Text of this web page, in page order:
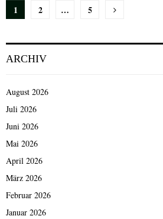
Seitennummerierung
Beiträge
1 2 … 5
ARCHIV
August 2026
Juli 2026
Juni 2026
Mai 2026
April 2026
März 2026
Februar 2026
Januar 2026